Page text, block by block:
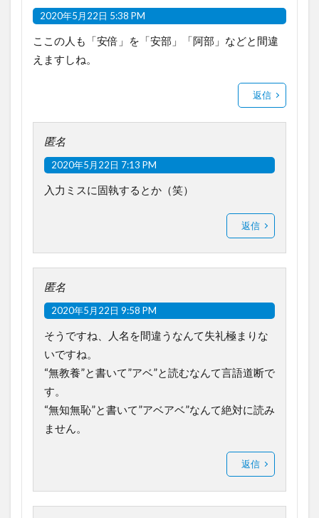
2020年5月22日 5:38 PM
ここの人も「安倍」を「安部」「阿部」などと間違
えますしね。
返信
匿名
2020年5月22日 7:13 PM
入力ミスに固執するとか（笑）
返信
匿名
2020年5月22日 9:58 PM
そうですね、人名を間違うなんて失礼極まりな
いですね。
“無教養”と書いて”アベ”と読むなんて言語道断で
す。
“無知無恥”と書いて”アベアベ”なんて絶対に読み
ません。
返信